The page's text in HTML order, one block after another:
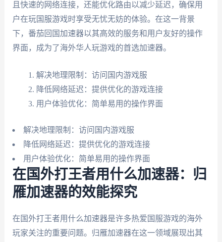
且快速的网络连接，还能优化路由以减少延迟，确保用
户在玩国服游戏时享受无忧无妨的体验。在这一背景
下，番茄回国加速器以其高效的服务和用户友好的操作
界面，成为了海外华人玩游戏的首选加速器。
解决地理限制：访问国内游戏服
降低网络延迟：提供优化的游戏连接
用户体验优化：简单易用的操作界面
解决地理限制：访问国内游戏服
降低网络延迟：提供优化的游戏连接
用户体验优化：简单易用的操作界面
在国外打王者用什么加速器：归
雁加速器的效能探究
在国外打王者用什么加速器是许多热爱国服游戏的海外
玩家关注的重要问题。归雁加速器在这一领域展现出其